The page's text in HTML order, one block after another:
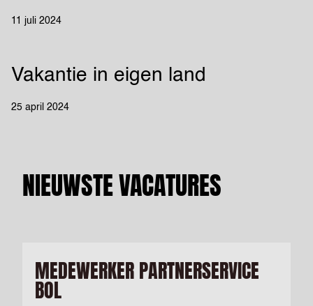
11 juli 2024
Vakantie in eigen land
25 april 2024
NIEUWSTE VACATURES
MEDEWERKER PARTNERSERVICE
BOL